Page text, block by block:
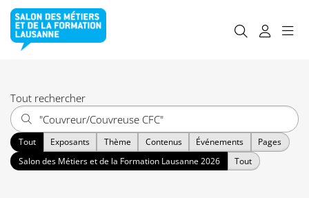
Tout rechercher
Tout Exposants Thème Contenus Événements
Pages
Salon des Métiers et de la Formation Lausanne 2026
Tout